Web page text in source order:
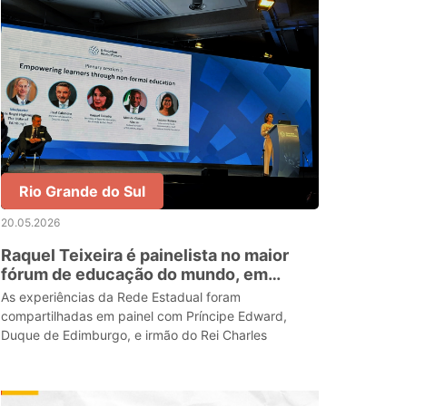
Rio Grande do Sul
20.05.2026
Raquel Teixeira é painelista no maior
fórum de educação do mundo, em
Londres
As experiências da Rede Estadual foram
compartilhadas em painel com Príncipe Edward,
Duque de Edimburgo, e irmão do Rei Charles